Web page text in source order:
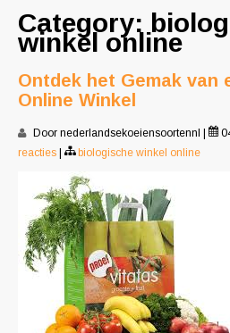
Category:
winkel online
Ontdek het Gemak van
Online Winkel
Door nederlandsekoeiensoortennl
reacties
biologische winkel online